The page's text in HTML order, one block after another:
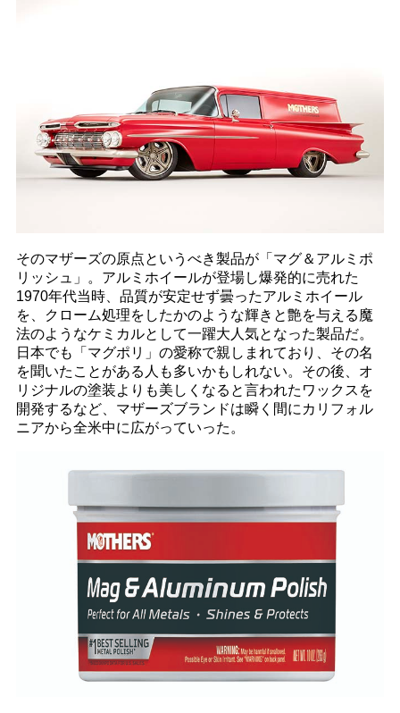
そのマザーズの原点というべき製品が「マグ＆アルミポ
リッシュ」。アルミホイールが登場し爆発的に売れた
1970年代当時、品質が安定せず曇ったアルミホイール
を、クローム処理をしたかのような輝きと艶を与える魔
法のようなケミカルとして一躍大人気となった製品だ。
日本でも「マグポリ」の愛称で親しまれており、その名
を聞いたことがある人も多いかもしれない。その後、オ
リジナルの塗装よりも美しくなると言われたワックスを
開発するなど、マザーズブランドは瞬く間にカリフォル
ニアから全米中に広がっていった。